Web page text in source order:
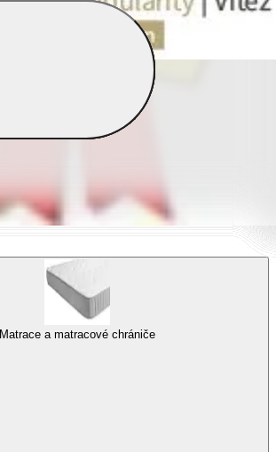
Matrace a matracové chrániče